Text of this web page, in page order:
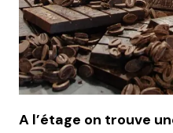
A l’étage on trouve